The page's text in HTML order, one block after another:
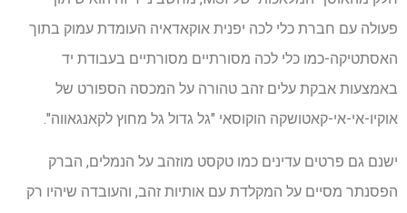
פעולה עם חברת כלי לכה יפנית אוקאדאיה העומדת עמוק בתוך
האסתטיקה-כמו כלי לכה מסורתיים מסורתיים בעבודת יד
באמצעות אבקת עלים זהב טהורה על המכסה הספורט של
אוקיו-אי-אי-קאטושקה הוקוסאי "גל גדול גל מחוץ לקאנגאווה".
ישנם גם פרטים עדינים כמו טקסט מוזהב על הנמלים, הברק
הפסנתר מסיים על המקלדת עם אותיות זהב, והעובדה שיהיו רק